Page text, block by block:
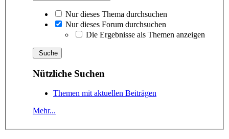
Nur dieses Thema durchsuchen
Nur dieses Forum durchsuchen
Die Ergebnisse als Themen anzeigen
Nützliche Suchen
Themen mit aktuellen Beiträgen
Mehr...